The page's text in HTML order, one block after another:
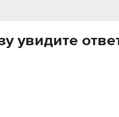
увидите